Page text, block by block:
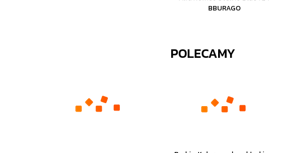
BBURAGO
POLECAMY